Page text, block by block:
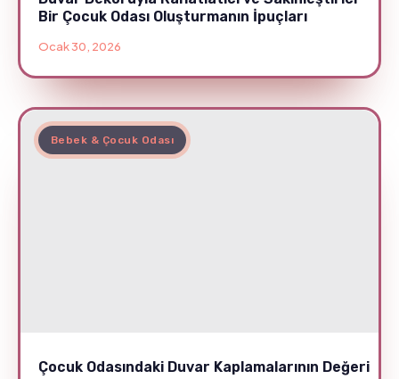
Bir Çocuk Odası Oluşturmanın İpuçları
Ocak 30, 2026
Bebek & Çocuk Odası
Çocuk Odasındaki Duvar Kaplamalarının Değeri